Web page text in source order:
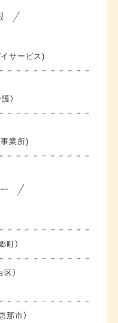
サービス)
）
業所)
町）
）
那市）